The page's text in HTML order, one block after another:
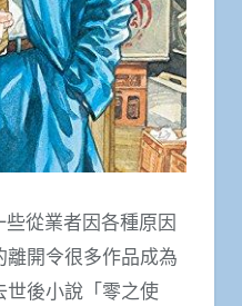
從業者因各種原因
開令很多作品成為
世後小說「零之使